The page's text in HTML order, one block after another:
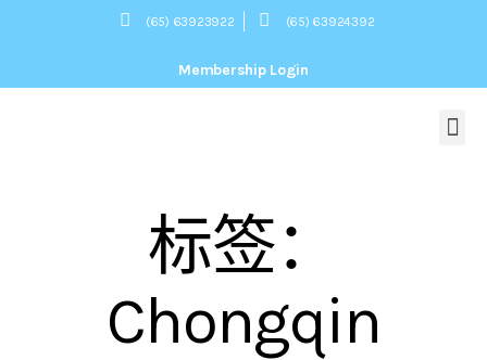
(65) 63923922 (65) 63924392
Membership Login
标签：
Chongqin